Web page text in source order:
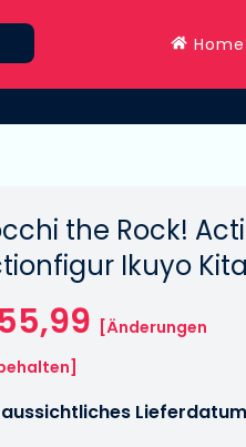
Home
the Rock!
Ikuyo
[Änderungen